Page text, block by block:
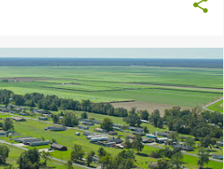
PLANEACIÓN GUBERNAMENTAL +